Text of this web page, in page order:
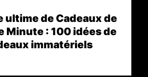
ultime de Cadeaux de
Minute : 100 idées de
immatériels